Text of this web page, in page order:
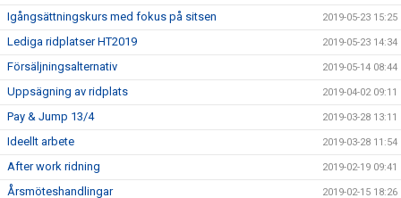
Igångsättningskurs med fokus på sitsen 2019-05-23 15:25
Lediga ridplatser HT2019 2019-05-23 14:34
Försäljningsalternativ 2019-05-14 08:44
Uppsägning av ridplats 2019-04-02 09:11
Pay & Jump 13/4 2019-03-28 13:11
Ideellt arbete 2019-03-28 11:54
After work ridning 2019-02-19 09:41
Årsmöteshandlingar 2019-02-15 18:26